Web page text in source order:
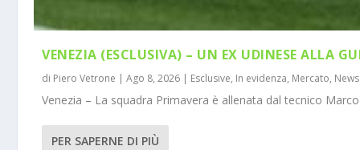
VENEZIA (ESCLUSIVA) – UN EX UDINESE ALLA
di Piero Vetrone |Ago 8, 2026 | Esclusive, In evidenza, Mercato, News
Venezia – La squadra Primavera è allenata dal tecnico
PER SAPERNE DI PIÙ